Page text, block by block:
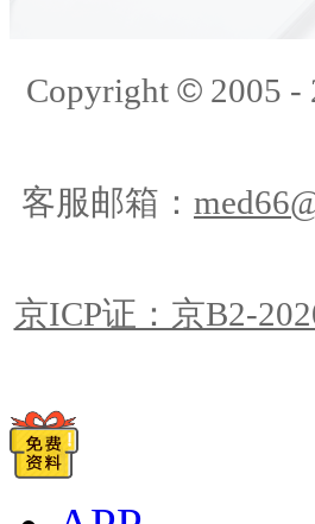
Copyright ©2005 -
客服邮箱：
京ICP证：京B2-